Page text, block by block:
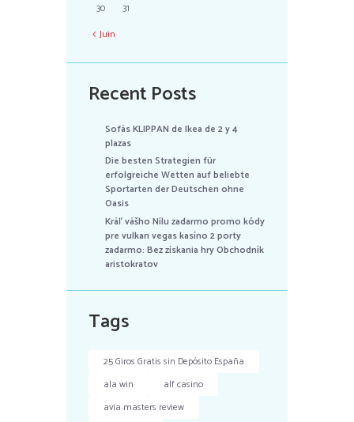
30
31
Juin
Recent Posts
Sofás KLIPPAN de Ikea de 2 y 4
plazas
Die besten Strategien für
erfolgreiche Wetten auf beliebte
Sportarten der Deutschen ohne
Oasis
Kráľ vášho Nílu zadarmo promo kódy
pre vulkan vegas kasíno 2 porty
zadarmo: Bez získania hry Obchodník
aristokratov
Tags
25 Giros Gratis sin Depósito España
ala win
alf casino
avia masters review